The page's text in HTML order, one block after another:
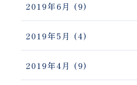
2019年6月 (9)
2019年5月 (4)
2019年4月 (9)